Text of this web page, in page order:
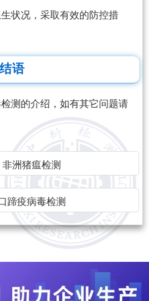
状况，采取有效的防控措
结语
测的介绍，如有其它问题请
非洲猪瘟检测
蹄疫病毒检测